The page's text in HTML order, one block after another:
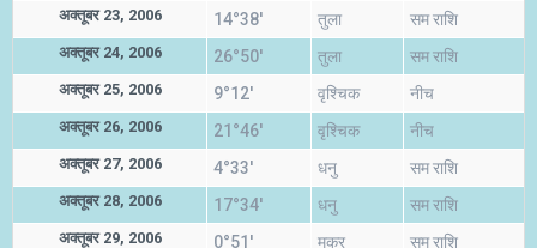
अक्तूबर 23, 2006 14°38' तुला सम राशि
अक्तूबर 24, 2006 26°50' तुला सम राशि
अक्तूबर 25, 2006 9°12' वृश्चिक नीच
अक्तूबर 26, 2006 21°46' वृश्चिक नीच
अक्तूबर 27, 2006 4°33' धनु सम राशि
अक्तूबर 28, 2006 17°34' धनु सम राशि
अक्तूबर 29, 2006 0°51' मकर सम राशि